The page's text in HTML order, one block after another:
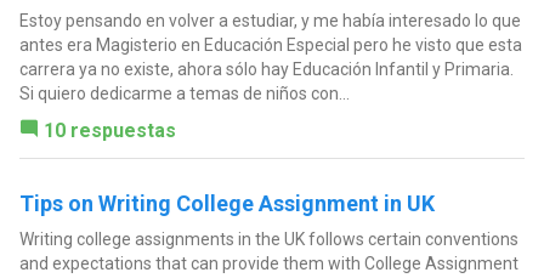
Estoy pensando en volver a estudiar, y me había interesado lo que
antes era Magisterio en Educación Especial pero he visto que esta
carrera ya no existe, ahora sólo hay Educación Infantil y Primaria.
Si quiero dedicarme a temas de niños con...
10 respuestas
Tips on Writing College Assignment in UK
Writing college assignments in the UK follows certain conventions
and expectations that can provide them with College Assignment